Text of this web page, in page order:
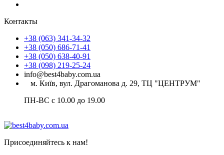
Контакты
+38 (063) 341-34-32
+38 (050) 686-71-41
+38 (050) 638-40-91
+38 (098) 219-25-24
info@best4baby.com.ua
м. Київ, вул. Драгоманова д. 29, ТЦ "ЦЕНТРУМ"
ПН-ВС с 10.00 до 19.00
Присоединяйтесь к нам!